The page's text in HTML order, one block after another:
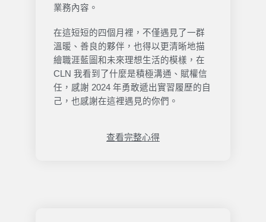
業務內容。
在這短短的四個月裡，不僅遇見了一群
溫暖、善良的夥伴，也得以更清晰地描
繪職涯藍圖和未來理想生活的模樣，在
CLN 我看到了什麼是積極溝通、賦權信
任，感謝 2024 年勇敢遞出實習履歷的自
己，也感謝在這裡遇見的你們。
查看完整心得